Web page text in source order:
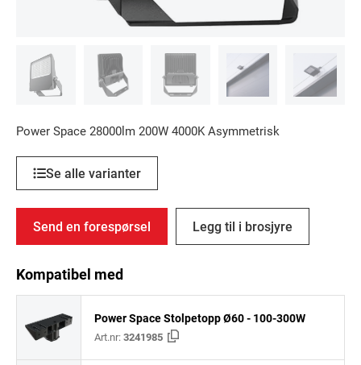
Power Space 28000lm 200W 4000K Asymmetrisk
Se alle varianter
Send en forespørsel Legg til i brosjyre
Kompatibel med
Power Space Stolpetopp Ø60 - 100-300W
Art.nr:3241985